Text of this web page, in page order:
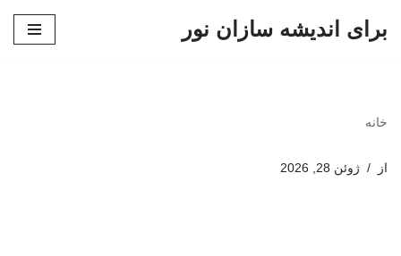
برای اندیشه سازان نور
خانه
از ژوئن 28, 2026